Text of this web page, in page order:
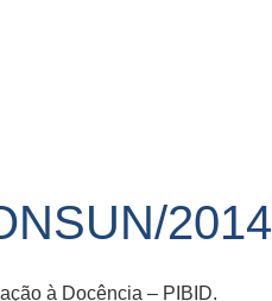
2014
à Docência – PIBID.